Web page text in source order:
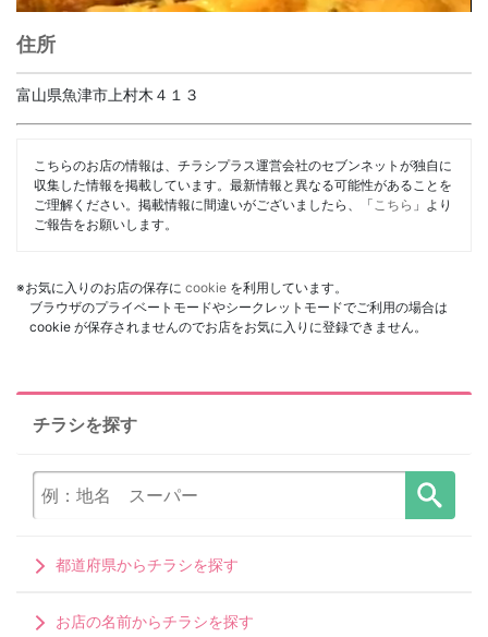
住所
富山県魚津市上村木４１３
こちらのお店の情報は、チラシプラス運営会社のセブンネットが独自に
収集した情報を掲載しています。最新情報と異なる可能性があることを
ご理解ください。掲載情報に間違いがございましたら、「 こちら 」より
ご報告をお願いします。
※お気に入りのお店の保存に cookie を利用しています。
ブラウザのプライベートモードやシークレットモードでご利用の場合は
cookie が保存されませんのでお店をお気に入りに登録できません。
チラシを探す
都道府県からチラシを探す
お店の名前からチラシを探す